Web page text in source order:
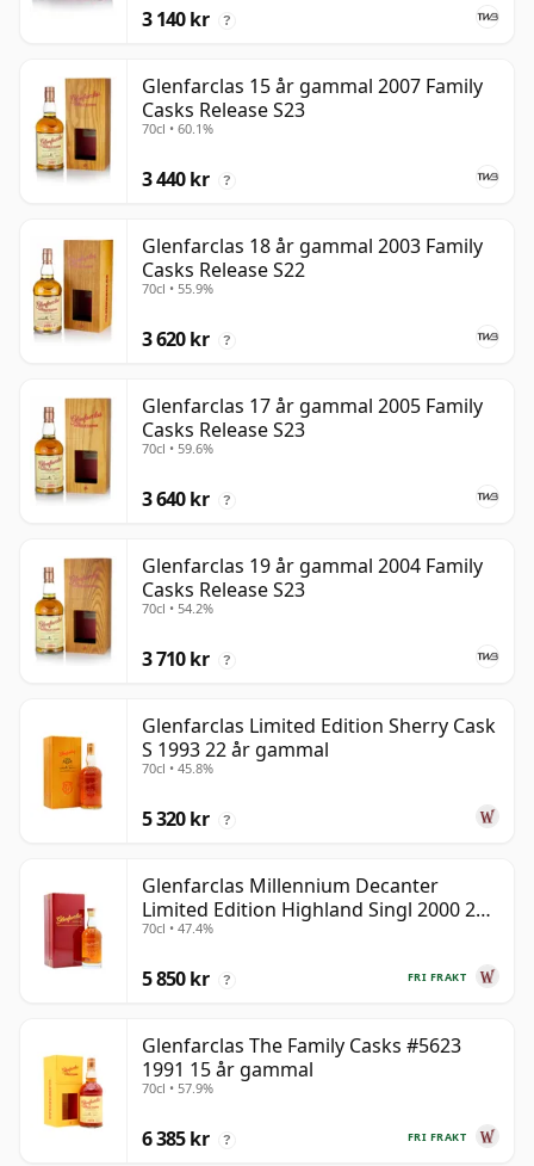
3 140 kr ?
Glenfarclas 15 år gammal 2007 Family
Casks Release S23
70cl • 60.1%
3 440 kr ?
Glenfarclas 18 år gammal 2003 Family
Casks Release S22
70cl • 55.9%
3 620 kr ?
Glenfarclas 17 år gammal 2005 Family
Casks Release S23
70cl • 59.6%
3 640 kr ?
Glenfarclas 19 år gammal 2004 Family
Casks Release S23
70cl • 54.2%
3 710 kr ?
Glenfarclas Limited Edition Sherry Cask
S 1993 22 år gammal
70cl • 45.8%
5 320 kr ?
Glenfarclas Millennium Decanter
Limited Edition Highland Singl 2000 24
år gammal
70cl • 47.4%
FRI FRAKT
5 850 kr ?
Glenfarclas The Family Casks #5623
1991 15 år gammal
70cl • 57.9%
FRI FRAKT
6 385 kr ?